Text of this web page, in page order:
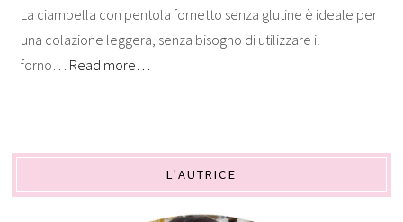
La ciambella con pentola fornetto senza glutine è ideale per
una colazione leggera, senza bisogno di utilizzare il
forno… Read more…
L'AUTRICE